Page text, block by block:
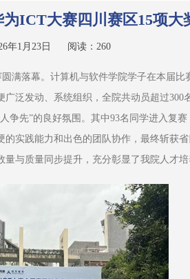
ICT大赛四川赛区15项大
年1月23日 阅读： 260
满落幕。计算机与软件学院学子在本届比
泛发动、系统组织，全院共动员超过300
争先”的良好氛围。其中93名同学进入复
实践能力和出色的团队协作，最终斩获
与质量同步提升，充分彰显了我院人才培